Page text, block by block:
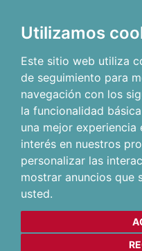
Utilizamos
Este sitio web utiliza
de seguimiento para
navegación con los
la funcionalidad
una mejor experiencia
interés en nuestros
personalizar las
mostrar anuncios que
usted.